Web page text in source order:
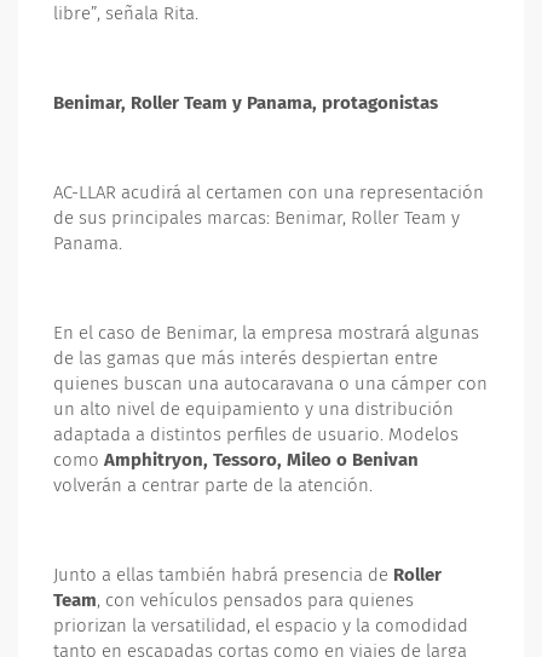
libre”, señala Rita.
Benimar, Roller Team y Panama, protagonistas
AC-LLAR acudirá al certamen con una representación
de sus principales marcas: Benimar, Roller Team y
Panama.
En el caso de Benimar, la empresa mostrará algunas
de las gamas que más interés despiertan entre
quienes buscan una autocaravana o una cámper con
un alto nivel de equipamiento y una distribución
adaptada a distintos perfiles de usuario. Modelos
como Amphitryon, Tessoro, Mileo o Benivan
volverán a centrar parte de la atención.
Junto a ellas también habrá presencia de Roller
Team, con vehículos pensados para quienes
priorizan la versatilidad, el espacio y la comodidad
tanto en escapadas cortas como en viajes de larga